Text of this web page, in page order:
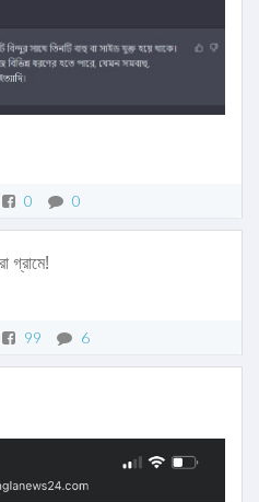
0 0
গ্রামে!
99 6